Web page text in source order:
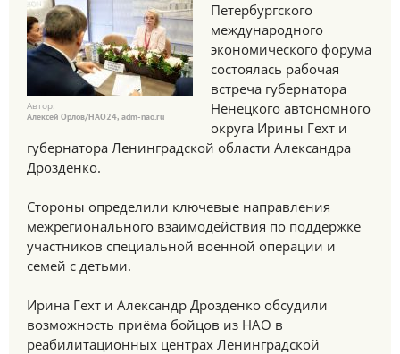
Автор:
Алексей Орлов/НАО24, adm-nao.ru
Петербургского
международного
экономического форума
состоялась рабочая
встреча губернатора
Ненецкого автономного
округа Ирины Гехт и
губернатора Ленинградской области Александра
Дрозденко.
Стороны определили ключевые направления
межрегионального взаимодействия по поддержке
участников специальной военной операции и
семей с детьми.
Ирина Гехт и Александр Дрозденко обсудили
возможность приёма бойцов из НАО в
реабилитационных центрах Ленинградской